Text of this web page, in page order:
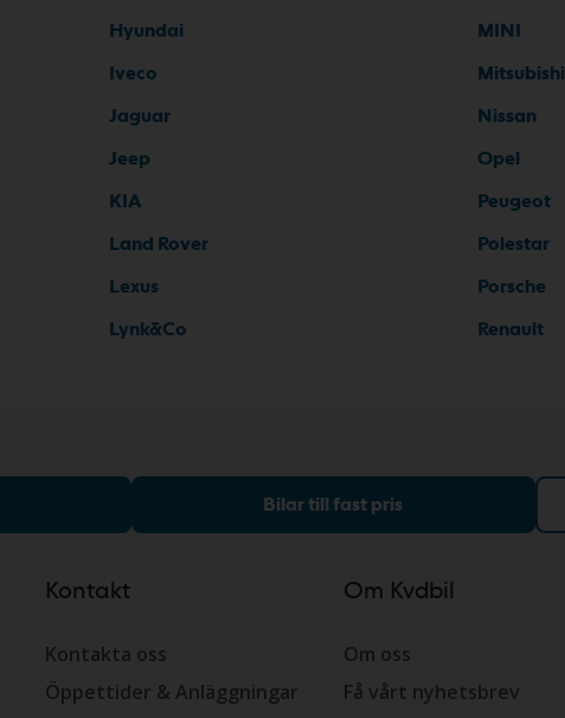
Hyundai
Iveco
Jaguar
Jeep
KIA
Land Rover
Lexus
Lynk&Co
MINI
Mitsubishi
Nissan
Opel
Peugeot
Polestar
Porsche
Renault
Bilar till fast pris
Kontakt
Kontakta oss
Öppettider & Anläggningar
Om Kvdbil
Om oss
Få vårt nyhetsbrev